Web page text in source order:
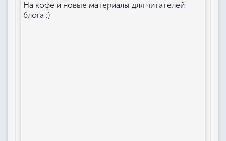
На кофе и новые материалы для читателей
блога :)